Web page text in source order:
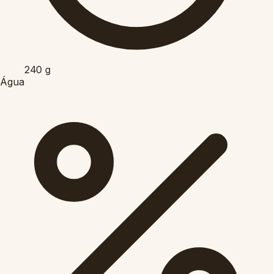
240 g
Água